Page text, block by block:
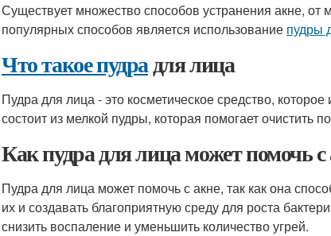
Существует множество способов устранения акне,
популярных способов является использование пудры
Что такое пудрадля лица
Пудра для лица - это косметическое средство,
состоит из мелкой пудры, которая помогает очистить
Как пудра для лица может помочь с
Пудра для лица может помочь с акне, так как она
их и создавать благоприятную среду для роста
снизить воспаление и уменьшить количество угрей.